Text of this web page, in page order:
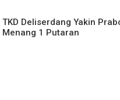
TKD Deliserdang Yakin
Menang 1 Putaran